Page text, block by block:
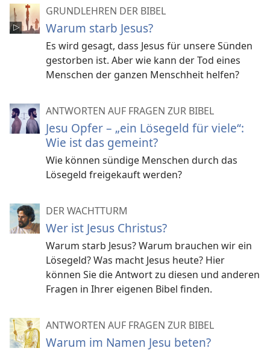
GRUNDLEHREN DER BIBEL
Warum starb Jesus?
Es wird gesagt, dass Jesus für unsere Sünden
gestorben ist. Aber wie kann der Tod eines
Menschen der ganzen Menschheit helfen?
ANTWORTEN AUF FRAGEN ZUR BIBEL
Jesu Opfer – „ein Lösegeld für viele“:
Wie ist das gemeint?
Wie können sündige Menschen durch das
Lösegeld freigekauft werden?
DER WACHTTURM
Wer ist Jesus Christus?
Warum starb Jesus? Warum brauchen wir ein
Lösegeld? Was macht Jesus heute? Hier
können Sie die Antwort zu diesen und anderen
Fragen in Ihrer eigenen Bibel finden.
ANTWORTEN AUF FRAGEN ZUR BIBEL
Warum im Namen Jesu beten?